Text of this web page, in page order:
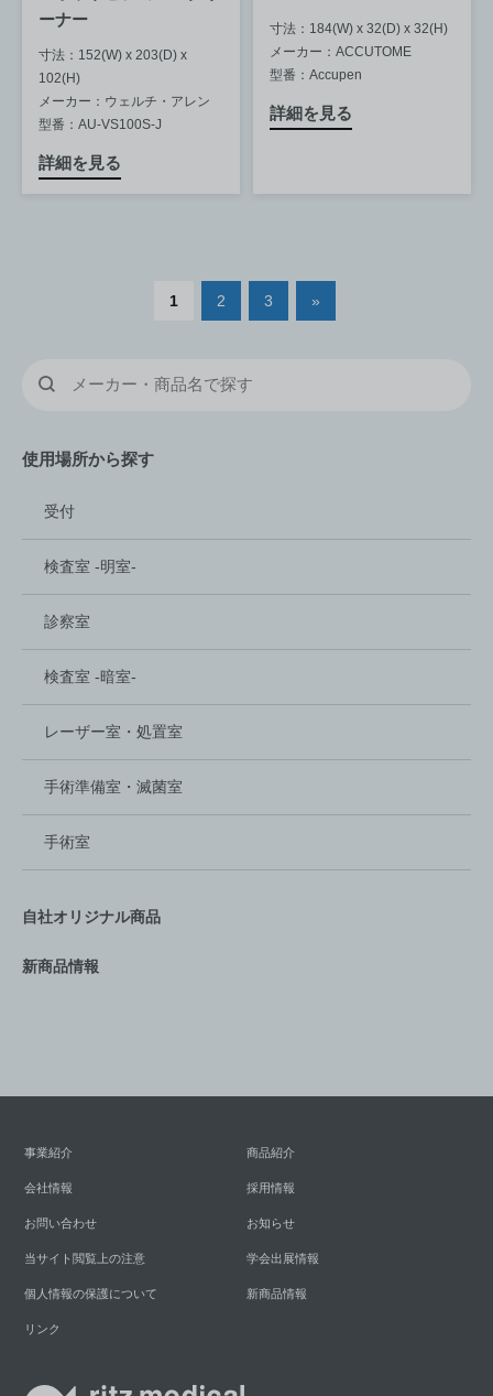
ーナー
寸法：152(W) x 203(D) x
102(H)
メーカー：ウェルチ・アレン
型番：AU-VS100S-J
詳細を見る
寸法：184(W) x 32(D) x 32(H)
メーカー：ACCUTOME
型番：Accupen
詳細を見る
1 2 3 »
使用場所から探す
受付
検査室 -明室-
診察室
検査室 -暗室-
レーザー室‏・処置室
手術準備室・滅菌室
手術室
自社オリジナル商品
新商品情報
事業紹介 商品紹介
会社情報 採用情報
お問い合わせ お知らせ
当サイト閲覧上の注意 学会出展情報
個人情報の保護について 新商品情報
リンク